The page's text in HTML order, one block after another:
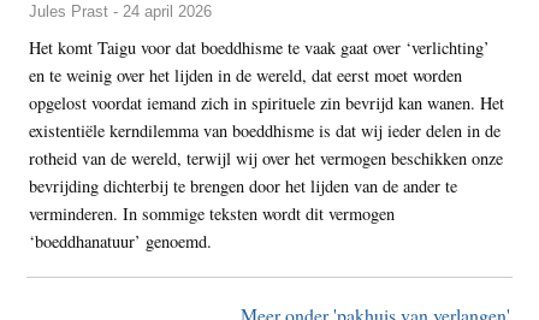
Jules Prast - 24 april 2026
Het komt Taigu voor dat boeddhisme te vaak gaat over ‘verlichting’
en te weinig over het lijden in de wereld, dat eerst moet worden
opgelost voordat iemand zich in spirituele zin bevrijd kan wanen. Het
existentiële kerndilemma van boeddhisme is dat wij ieder delen in de
rotheid van de wereld, terwijl wij over het vermogen beschikken onze
bevrijding dichterbij te brengen door het lijden van de ander te
verminderen. In sommige teksten wordt dit vermogen
‘boeddhanatuur’ genoemd.
Meer onder 'pakhuis van verlangen'